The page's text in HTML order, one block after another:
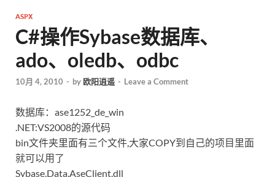
ASPX
C#操作Sybase数据库、
ado、oledb、odbc
10月 4, 2010 - by 欧阳逍遥 - Leave a Comment
数据库：ase1252_de_win
.NET:VS2008的源代码
bin文件夹里面有三个文件,大家COPY到自己的项目里面
就可以用了
Sybase.Data.AseClient.dll